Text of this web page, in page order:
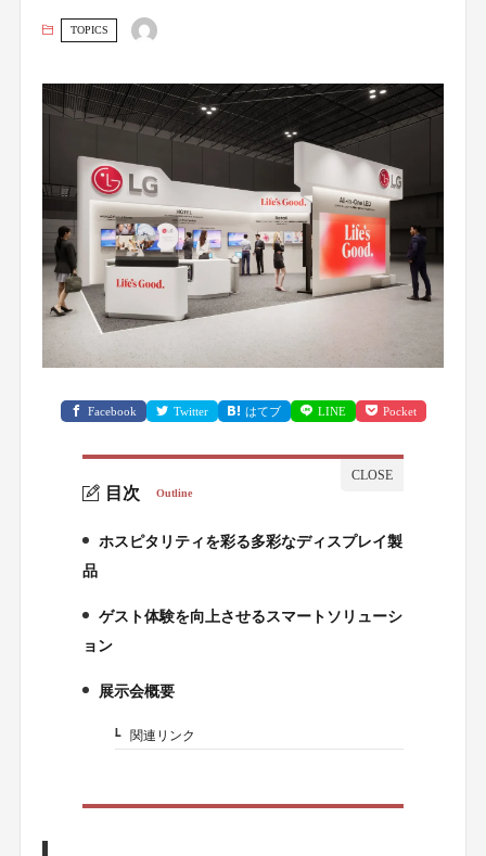
TOPICS
Facebook Twitter はてブ LINE Pocket
目次 Outline
1.
ホスピタリティを彩る多彩なディスプレイ製
品
ゲスト体験を向上させるスマートソリューシ
ョン
3.
展示会概要
3-1.関連リンク